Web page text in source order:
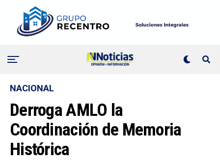
NACIONAL
Derroga AMLO la
Coordinación de Memoria
Histórica